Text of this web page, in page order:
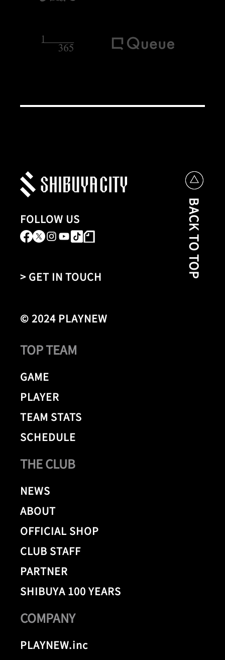
FOLLOW US
> GET IN TOUCH
© 2024 PLAYNEW
THE CLUB
NEWS
ABOUT
OFFICIAL SHOP
CLUB STAFF
PARTNER
SHIBUYA 100 YEARS
COMPANY
PLAYNEW.inc
TOP TEAM
GAME
PLAYER
TEAM STATS
SCHEDULE
BACK TO TOP